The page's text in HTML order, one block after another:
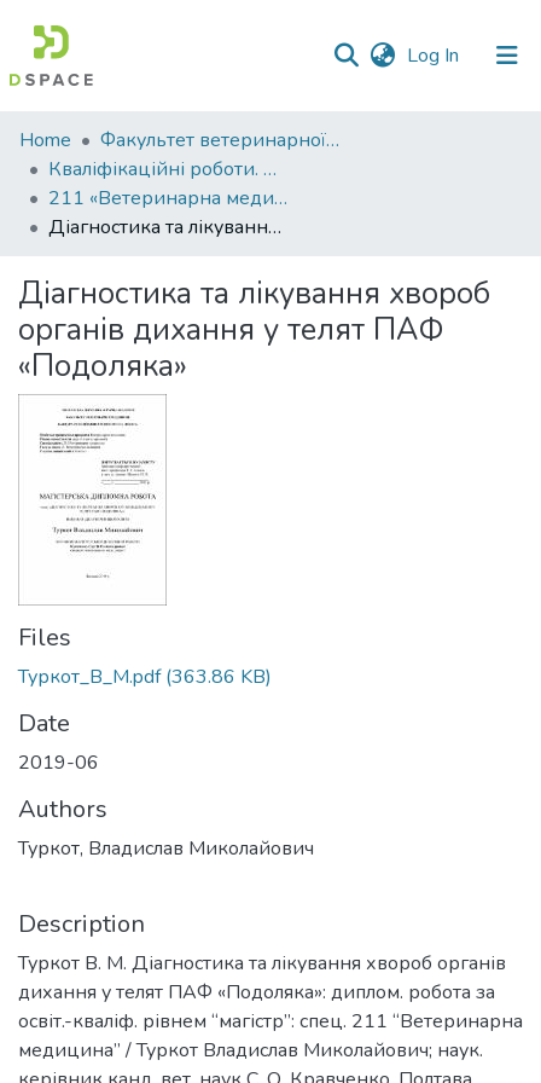
Log In (current)
Communities
&
Collections
All of DSpace
Statistics
Home
Факультет ветеринарної медицини
Кваліфікаційні роботи. Факультет ветеринарної медицини
211 «Ветеринарна медицина»
Діагностика та лікування хвороб органів дихання у телят ПАФ «Подоляка»
Діагностика та лікування хвороб
органів дихання у телят ПАФ
«Подоляка»
Files
Туркот_В_М.pdf(363.86 KB)
Date
2019-06
Authors
Туркот, Владислав Миколайович
Description
Туркот В. М. Діагностика та лікування хвороб органів
дихання у телят ПАФ «Подоляка»: диплом. робота за
освіт.-кваліф. рівнем “магістр”: спец. 211 “Ветеринарна
медицина” / Туркот Владислав Миколайович; наук.